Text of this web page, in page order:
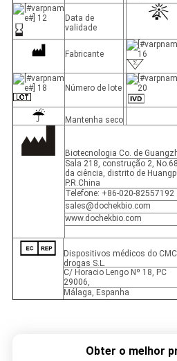
Data de
validade
Fabricante
Número de lote
Mantenha seco
Biotecnologia Co. de
Sala 218, construção 2,
da ciência, distrito de
P.R.China
Telefone: +86-020-82557192
sales@dochekbio.com
www.dochekbio.com
Dispositivos médicos do
drogas S.L.
C/ Horacio Lengo Nº 18, PC
29006,
Málaga, Espanha
Obter o melhor